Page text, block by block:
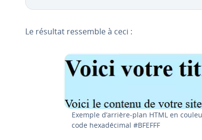
Le résultat ressemble à ceci :
Exemple d’arrière-plan HTML en
code hexa­dé­ci­mal #BFEFFF